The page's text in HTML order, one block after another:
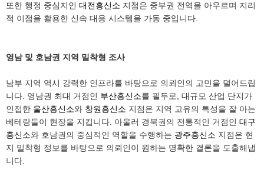
또한 행정 중심지인 대전흥신소 지점은 중부권 전역을 아우르며 지리
적 이점을 활용한 신속 대응 시스템을 가동 중입니다.
영남 및 호남권 지역 밀착형 조사
남부 지역 역시 강력한 인프라를 바탕으로 의뢰인의 고민을 덜어드립
니다. 영남권 최대 거점인 부산흥신소를 필두로, 대규모 산업 단지가
인접한 울산흥신소와 창원흥신소 지점은 지역 고유의 특성을 잘 아는
베테랑들이 현장을 지킵니다. 아울러 경북권의 전통적인 거점인 대구
흥신소와 호남권의 중심적인 역할을 수행하는 광주흥신소 지점은 현
지 밀착형 정보를 바탕으로 의뢰인이 원하는 명확한 결론을 도출해냅
니다.